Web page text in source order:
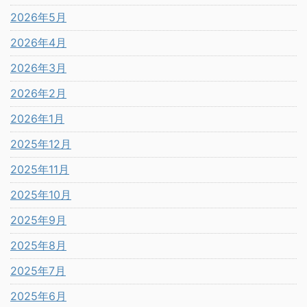
2026年5月
2026年4月
2026年3月
2026年2月
2026年1月
2025年12月
2025年11月
2025年10月
2025年9月
2025年8月
2025年7月
2025年6月